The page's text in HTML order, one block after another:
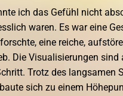
ich das Gefühl nicht
waren. Es war eine
eine reiche,
Die Visualisierungen sind
Trotz des langsamen
sich zu einem